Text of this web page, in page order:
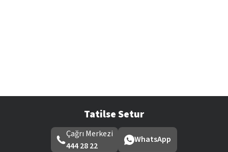
Tatilse Setur
Çağrı Merkezi
444 28 22
WhatsApp